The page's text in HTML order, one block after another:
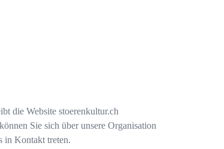
die Website stoerenkultur.ch
Sie sich über unsere Organisation
in Kontakt treten.